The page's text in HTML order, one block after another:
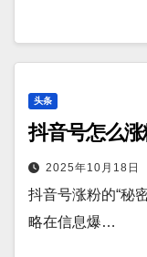
头条
抖音号怎么
2025年10月18日
抖音号涨粉的“秘
略在信息爆…